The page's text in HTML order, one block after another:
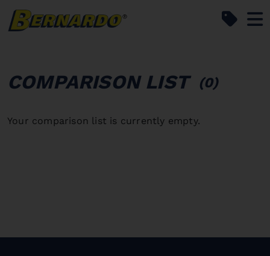
COMPARISON LIST (0)
Your comparison list is currently empty.